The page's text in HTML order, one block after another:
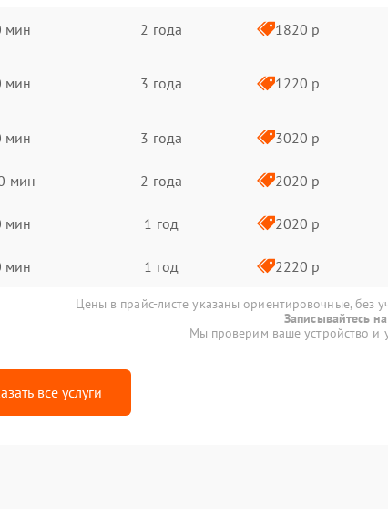
мин 2 года 1820 р
мин 3 года 1220 р
мин 3 года 3020 р
мин 2 года 2020 р
мин 1 год 2020 р
мин 1 год 2220 р
Цены в прайс-листе указаны ориентировочные, без
Записывайтесь
Мы проверим ваше устройство и
все услуги